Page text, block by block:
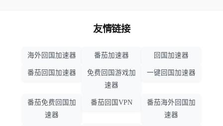
友情链接
海外回国加速器 番茄加速器 回国加速器
番茄回国加速器
免费回国游戏加
速器
一键回国加速器
番茄免费回国加
速器
番茄回国VPN
番茄海外回国加
速器